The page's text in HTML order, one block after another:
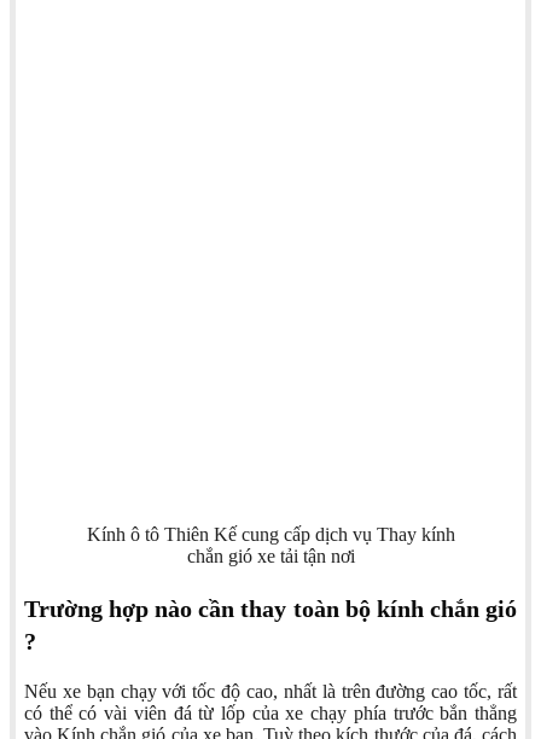
Kính ô tô Thiên Kế cung cấp dịch vụ Thay kính
chắn gió xe tải tận nơi
Trường hợp nào cần thay toàn bộ kính chắn gió
?
Nếu xe bạn chạy với tốc độ cao, nhất là trên đường cao tốc, rất
có thể có vài viên đá từ lốp của xe chạy phía trước bắn thẳng